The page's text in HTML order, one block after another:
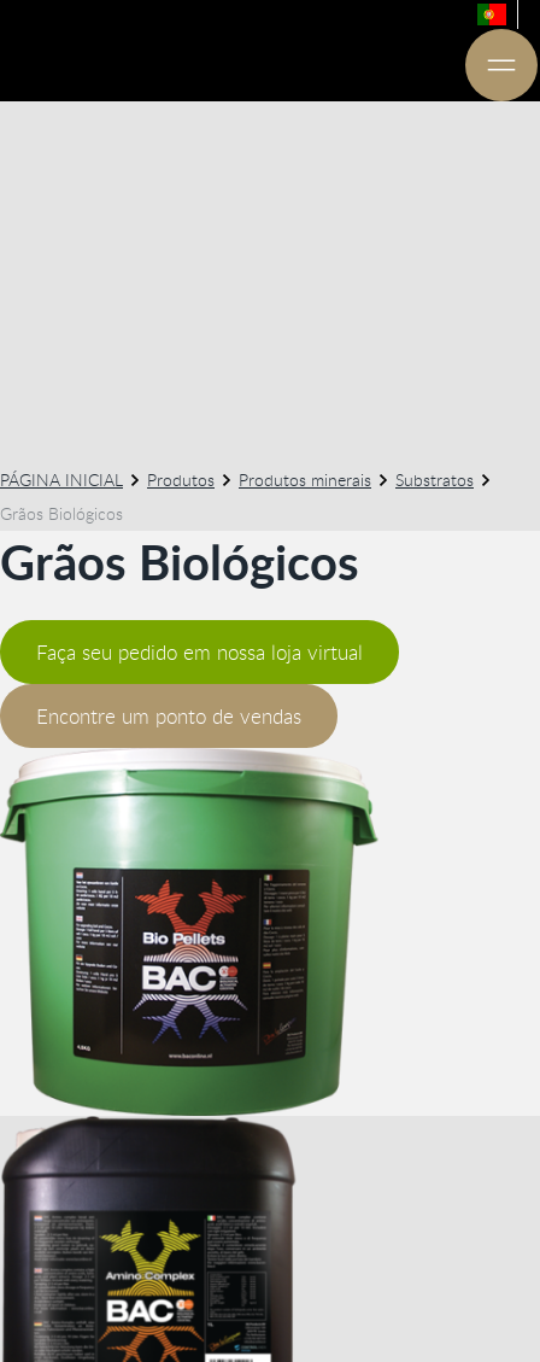
PÁGINA INICIAL Produtos Produtos minerais
Substratos
Grãos Biológicos
Grãos Biológicos
Faça seu pedido em nossa loja virtual
Encontre um ponto de vendas